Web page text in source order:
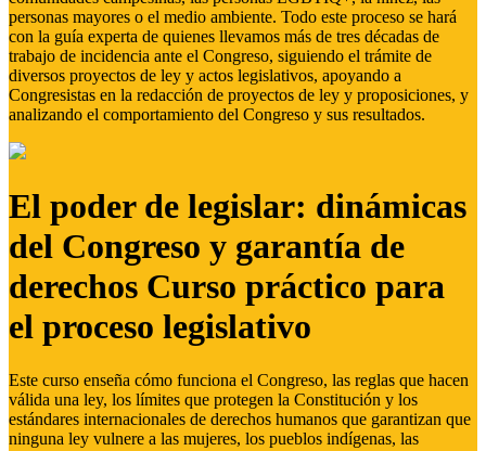
personas mayores o el medio ambiente. Todo este proceso se hará
con la guía experta de quienes llevamos más de tres décadas de
trabajo de incidencia ante el Congreso, siguiendo el trámite de
diversos proyectos de ley y actos legislativos, apoyando a
Congresistas en la redacción de proyectos de ley y proposiciones, y
analizando el comportamiento del Congreso y sus resultados.
El poder de legislar: dinámicas
del Congreso y garantía de
derechos Curso práctico para
el proceso legislativo
Este curso enseña cómo funciona el Congreso, las reglas que hacen
válida una ley, los límites que protegen la Constitución y los
estándares internacionales de derechos humanos que garantizan que
ninguna ley vulnere a las mujeres, los pueblos indígenas, las